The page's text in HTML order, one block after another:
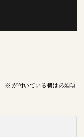
※ が付いている欄は必須項